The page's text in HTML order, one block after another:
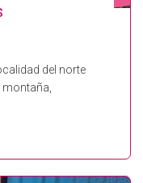
del norte